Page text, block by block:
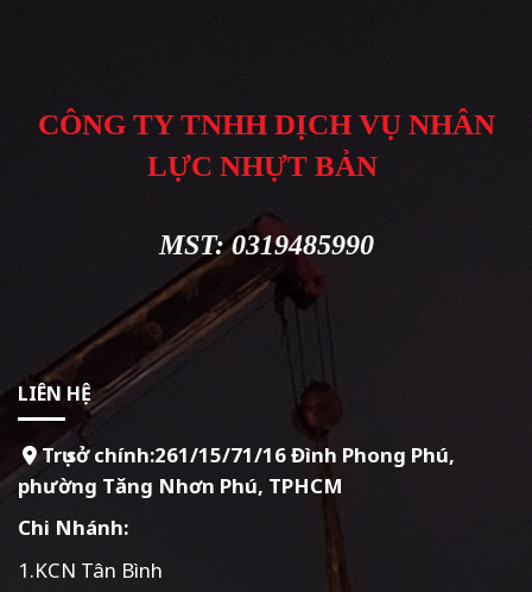
CÔNG TY TNHH DỊCH VỤ NHÂN
LỰC NHỰT BẢN
MST: 0319485990
LIÊN HỆ
Trụ sở chính:261/15/71/16 Đình Phong Phú,
phường Tăng Nhơn Phú, TPHCM
Chi Nhánh:
1.KCN Tân Bình